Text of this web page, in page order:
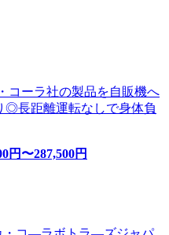
コーラ社の製品を自販機へ
長距離運転なしで身体負
円〜287,500円